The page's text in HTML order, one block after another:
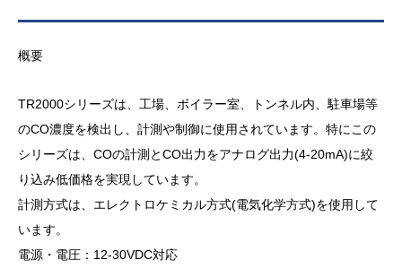
概要
TR2000シリーズは、工場、ボイラー室、トンネル内、駐車場等
のCO濃度を検出し、計測や制御に使用されています。特にこの
シリーズは、COの計測とCO出力をアナログ出力(4-20mA)に絞
り込み低価格を実現しています。
計測方式は、エレクトロケミカル方式(電気化学方式)を使用して
います。
電源・電圧：12-30VDC対応